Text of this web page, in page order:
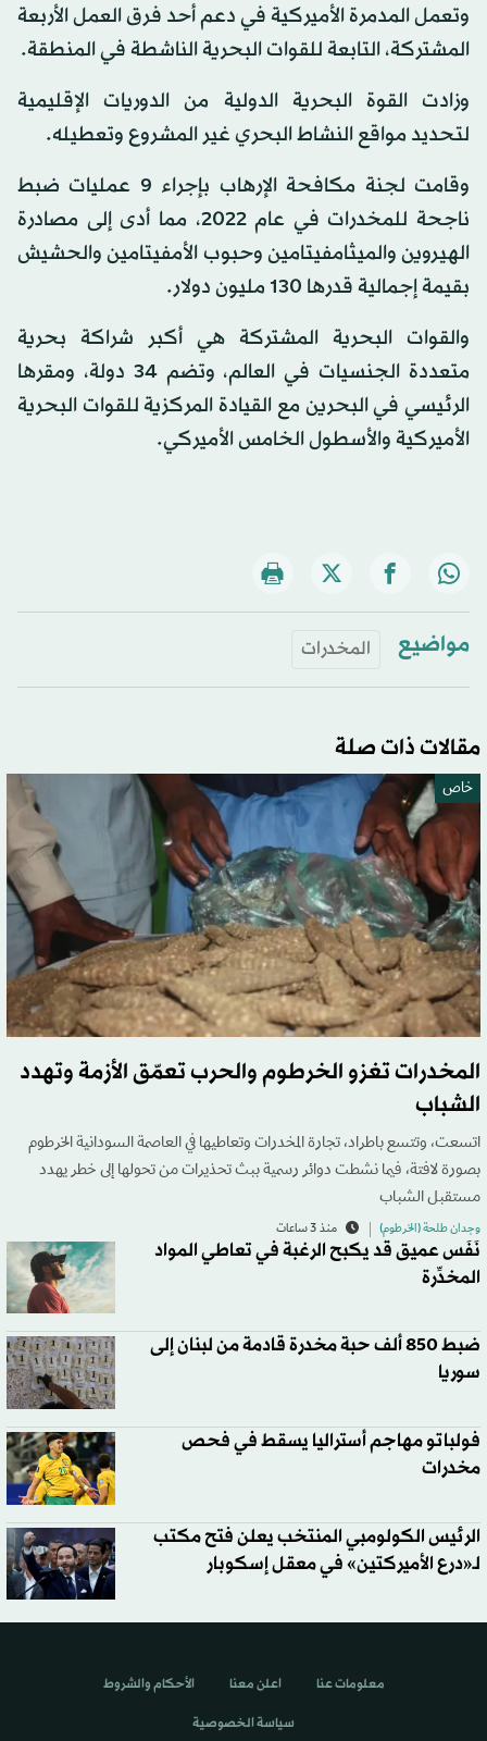
وتعمل المدمرة الأميركية في دعم أحد فرق العمل الأربعة
المشتركة، التابعة للقوات البحرية الناشطة في المنطقة.
وزادت القوة البحرية الدولية من الدوريات الإقليمية
لتحديد مواقع النشاط البحري غير المشروع وتعطيله.
وقامت لجنة مكافحة الإرهاب بإجراء 9 عمليات ضبط
ناجحة للمخدرات في عام 2022، مما أدى إلى مصادرة
الهيروين والميثامفيتامين وحبوب الأمفيتامين والحشيش
بقيمة إجمالية قدرها 130 مليون دولار.
والقوات البحرية المشتركة هي أكبر شراكة بحرية
متعددة الجنسيات في العالم، وتضم 34 دولة، ومقرها
الرئيسي في البحرين مع القيادة المركزية للقوات البحرية
الأميركية والأسطول الخامس الأميركي.
مواضيع المخدرات
مقالات ذات صلة
خاص
المخدرات تغزو الخرطوم والحرب تعمّق الأزمة وتهدد
الشباب
اتسعت، وتتسع باطراد، تجارة المخدرات وتعاطيها في العاصمة السودانية الخرطوم
بصورة لافتة، فيما نشطت دوائر رسمية ببث تحذيرات من تحولها إلى خطر يهدد
مستقبل الشباب
وجدان طلحة (الخرطوم) منذ 3 ساعات
نَفَس عميق قد يكبح الرغبة في تعاطي المواد
المخدِّرة
ضبط 850 ألف حبة مخدرة قادمة من لبنان إلى
سوريا
فولباتو مهاجم أستراليا يسقط في فحص
مخدرات
الرئيس الكولومبي المنتخب يعلن فتح مكتب
لـ«درع الأميركتين» في معقل إسكوبار
معلومات عنا اعلن معنا الأحكام والشروط
سياسة الخصوصية